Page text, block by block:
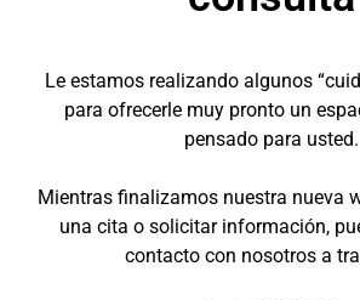
Le estamos realizando algunos
para ofrecerle muy pronto un
pensado para usted.
Mientras finalizamos nuestra nueva
una cita o solicitar información,
contacto con nosotros a